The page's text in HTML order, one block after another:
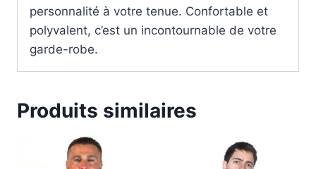
personnalité à votre tenue. Confortable et
polyvalent, c’est un incontournable de votre
garde-robe.
Produits similaires